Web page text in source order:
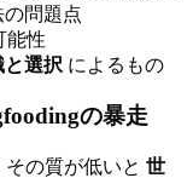
問題点
能性
と選択 によるもの
の暴走
の質が低いと 世